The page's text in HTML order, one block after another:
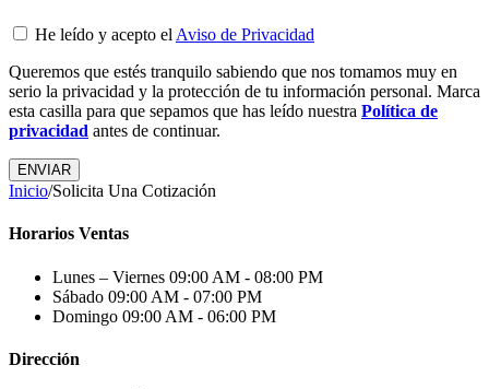
He leído y acepto el Aviso de Privacidad
Queremos que estés tranquilo sabiendo que nos tomamos muy en
serio la privacidad y la protección de tu información personal. Marca
esta casilla para que sepamos que has leído nuestra Política de
privacidad antes de continuar.
Inicio/Solicita Una Cotización
Horarios Ventas
Lunes – Viernes 09:00 AM - 08:00 PM
Sábado 09:00 AM - 07:00 PM
Domingo 09:00 AM - 06:00 PM
Dirección